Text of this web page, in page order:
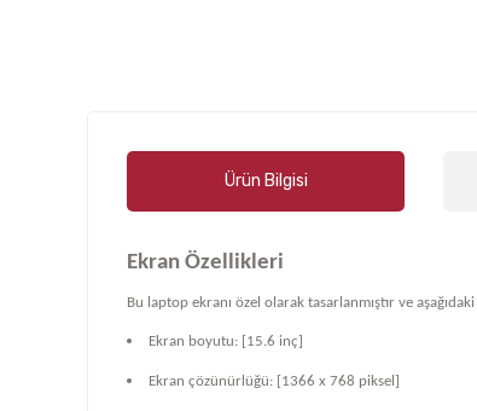
Ürün Bilgisi
Ekran Özellikleri
Bu laptop ekranı özel olarak tasarlanmıştır ve
Ekran boyutu: [15.6 inç]
Ekran çözünürlüğü: [1366 x 768 piksel]